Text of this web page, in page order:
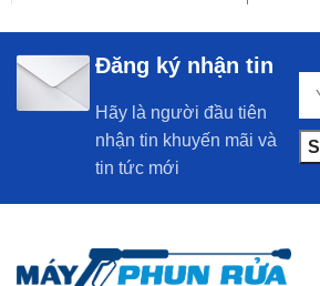
Đăng ký nhận tin
Hãy là người đầu tiên
nhận tin khuyến mãi và
tin tức mới